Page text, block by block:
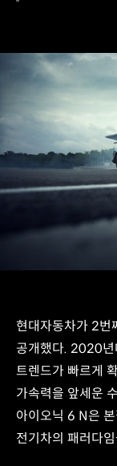
현대자동차가 2번
공개했다. 2020년
트렌드가 빠르게
가속력을 앞세운
아이오닉 6 N은
전기차의 패러다